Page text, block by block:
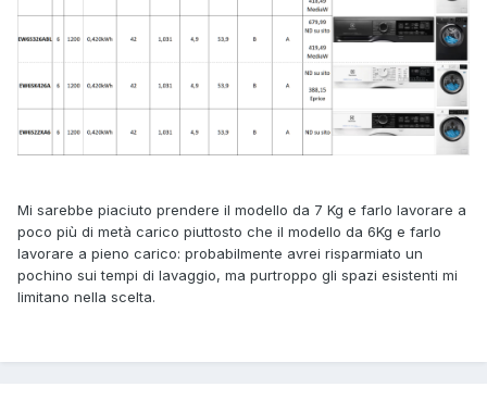
Mi sarebbe piaciuto prendere il modello da 7 Kg e farlo lavorare a
poco più di metà carico piuttosto che il modello da 6Kg e farlo
lavorare a pieno carico: probabilmente avrei risparmiato un
pochino sui tempi di lavaggio, ma purtroppo gli spazi esistenti mi
limitano nella scelta.